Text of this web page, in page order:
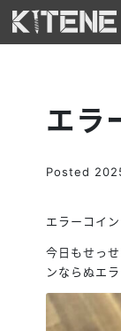
エラ
Posted
エラーコイ
今日もせっ
ンならぬエラ